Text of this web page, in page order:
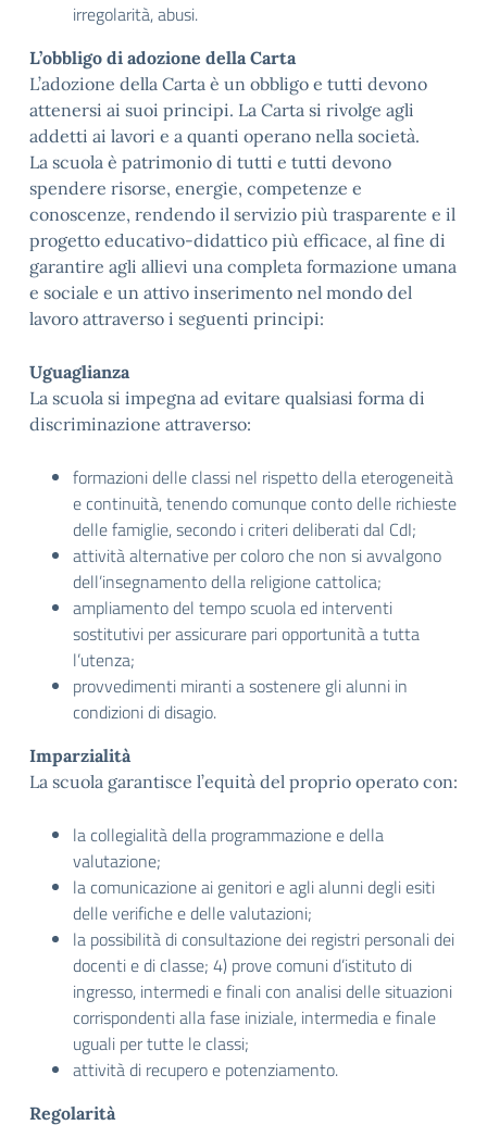
irregolarità, abusi.
L’obbligo di adozione della Carta
L’adozione della Carta è un obbligo e tutti devono
attenersi ai suoi principi. La Carta si rivolge agli
addetti ai lavori e a quanti operano nella società.
La scuola è patrimonio di tutti e tutti devono
spendere risorse, energie, competenze e
conoscenze, rendendo il servizio più trasparente e il
progetto educativo-didattico più efficace, al fine di
garantire agli allievi una completa formazione umana
e sociale e un attivo inserimento nel mondo del
lavoro attraverso i seguenti principi:
Uguaglianza
La scuola si impegna ad evitare qualsiasi forma di
discriminazione attraverso:
formazioni delle classi nel rispetto della eterogeneità
e continuità, tenendo comunque conto delle richieste
delle famiglie, secondo i criteri deliberati dal CdI;
attività alternative per coloro che non si avvalgono
dell’insegnamento della religione cattolica;
ampliamento del tempo scuola ed interventi
sostitutivi per assicurare pari opportunità a tutta
l’utenza;
provvedimenti miranti a sostenere gli alunni in
condizioni di disagio.
Imparzialità
La scuola garantisce l’equità del proprio operato con:
la collegialità della programmazione e della
valutazione;
la comunicazione ai genitori e agli alunni degli esiti
delle verifiche e delle valutazioni;
la possibilità di consultazione dei registri personali dei
docenti e di classe; 4) prove comuni d’istituto di
ingresso, intermedi e finali con analisi delle situazioni
corrispondenti alla fase iniziale, intermedia e finale
uguali per tutte le classi;
attività di recupero e potenziamento.
Regolarità